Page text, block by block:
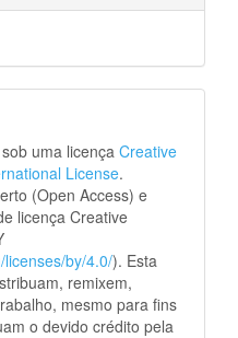
uma licença Creative
License.
(Open Access) e
licença Creative
by/4.0/). Esta
remixem,
mesmo para fins
o devido crédito pela